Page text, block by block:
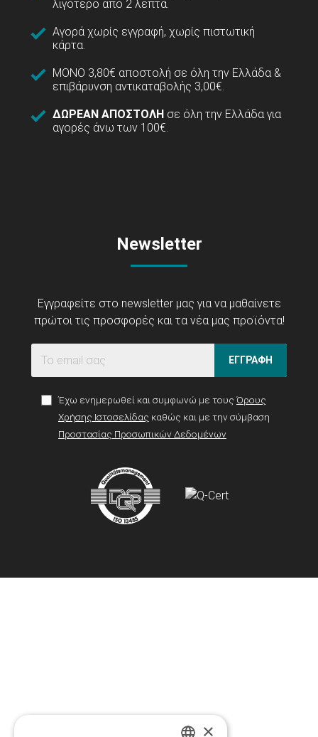
λιγότερο από 2 λεπτά.
Αγορά χωρίς εγγραφή, χωρίς πιστωτική
κάρτα.
ΜΟΝΟ 3,80€ αποστολή σε όλη την Ελλάδα &
επιβάρυνση αντικαταβολής 3,00€.
ΔΩΡΕΑΝ ΑΠΟΣΤΟΛΗ σε όλη την Ελλάδα για
αγορές άνω των 100€.
Newsletter
Εγγραφείτε στο newsletter μας για να μαθαίνετε
πρώτοι τις προσφορές και τα νέα μας προϊόντα!
ΕΓΓΡΑΦΗ
Έχω ενημερωθεί και συμφωνώ με τους Όρους
Χρήσης Ιστοσελίδας καθώς και με την σύμβαση
Προστασίας Προσωπικών Δεδομένων
×